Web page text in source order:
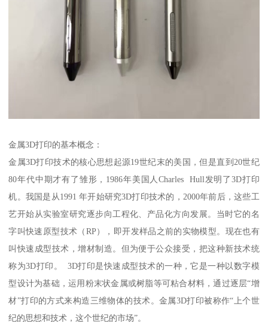
金属3D打印的基本概念：
金属3D打印技术的核心思想起源19世纪末的美国，但是直到20世纪
80年代中期才有了雏形，1986年美国人Charles Hull发明了3D打印
机。我国是从1991 年开始研究3D打印技术的，2000年前后，这些工
艺开始从实验室研究逐步向工程化、产品化方向发展。当时它的名
字叫快速原型技术（RP），即开发样品之前的实物模型。现在也有
叫快速成型技术，增材制造。但为便于公众接受，把这种新技术统
称为3D打印。 3D打印是快速成型技术的一种，它是一种以数字模
型设计为基础，运用粉末状金属或树脂等可粘合材料，通过逐层“增
材”打印的方式来构造三维物体的技术。金属3D打印被称作“上个世
纪的思想和技术，这个世纪的市场”。